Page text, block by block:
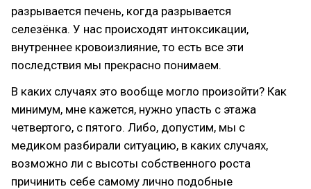
разрывается печень, когда разрывается
селезёнка. У нас происходят интоксикации,
внутреннее кровоизлияние, то есть все эти
последствия мы прекрасно понимаем.
В каких случаях это вообще могло произойти? Как
минимум, мне кажется, нужно упасть с этажа
четвертого, с пятого. Либо, допустим, мы с
медиком разбирали ситуацию, в каких случаях,
возможно ли с высоты собственного роста
причинить себе самому лично подобные